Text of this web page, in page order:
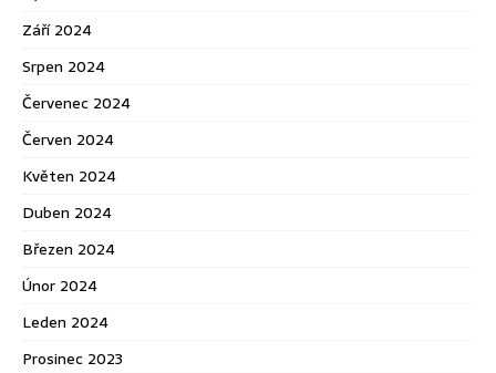
Září 2024
Srpen 2024
Červenec 2024
Červen 2024
Květen 2024
Duben 2024
Březen 2024
Únor 2024
Leden 2024
Prosinec 2023